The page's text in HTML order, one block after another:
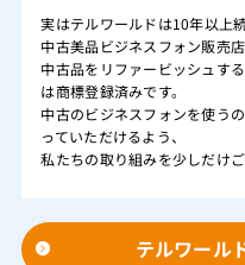
実はテルワールドは10年以上
中古美品ビジネスフォン販売店
中古品をリファービッシュす
は商標登録済みです。
中古のビジネスフォンを使う
っていただけるよう、
私たちの取り組みを少しだけ
テルワール